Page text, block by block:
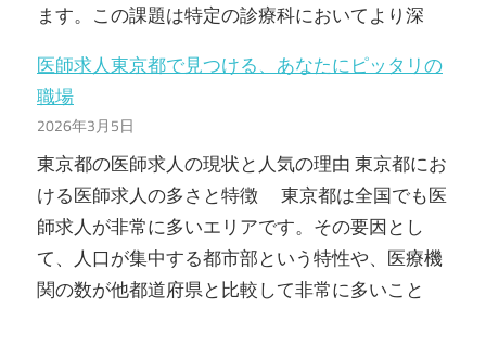
ます。この課題は特定の診療科においてより深
医師求人東京都で見つける、あなたにピッタリの
職場
2026年3月5日
東京都の医師求人の現状と人気の理由 東京都にお
ける医師求人の多さと特徴 東京都は全国でも医
師求人が非常に多いエリアです。その要因とし
て、人口が集中する都市部という特性や、医療機
関の数が他都道府県と比較して非常に多いこと